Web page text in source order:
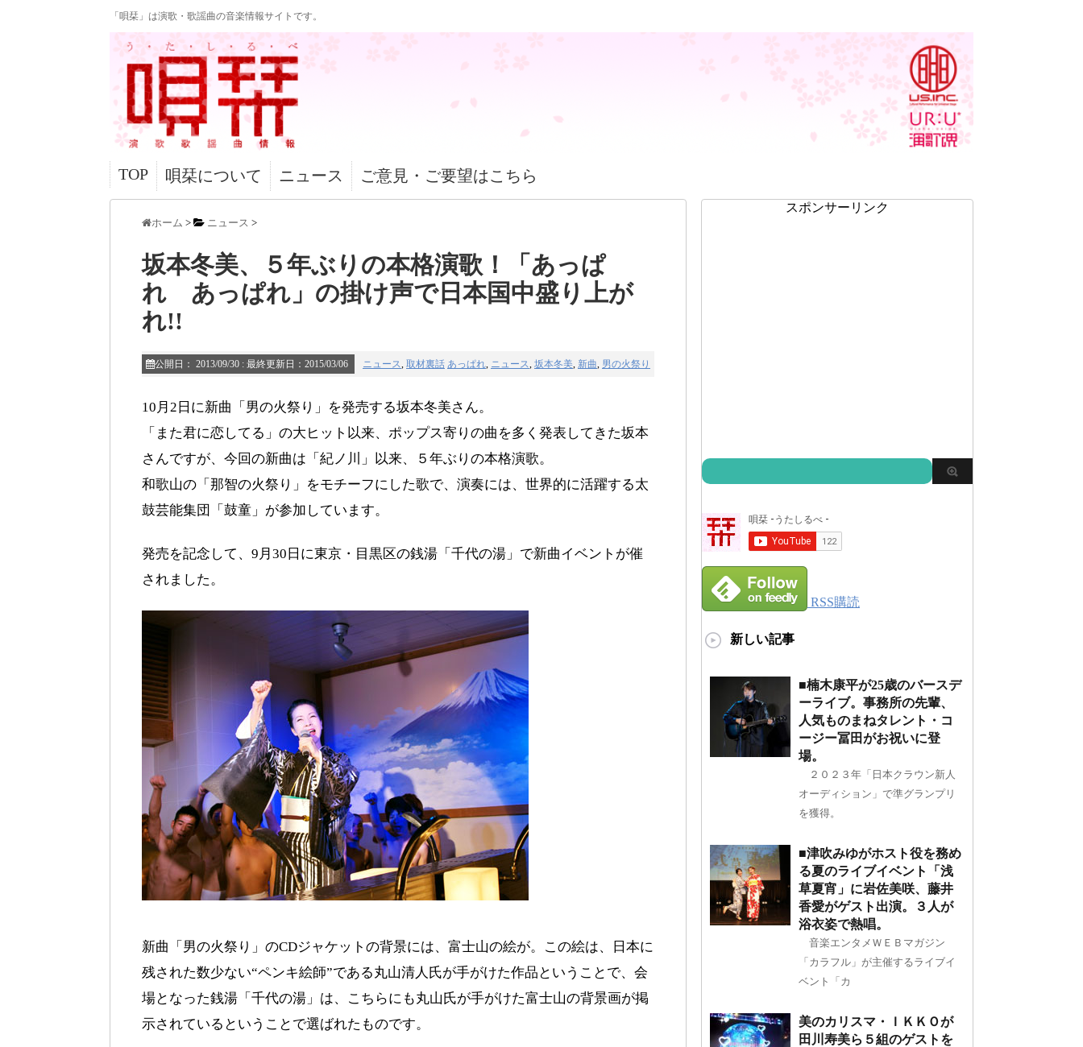
「唄栞」は演歌・歌謡曲の音楽情報サイトです。
TOP 唄栞について ニュース ご意見・ご要望はこちら
ホーム > ニュース >
坂本冬美、５年ぶりの本格演歌！「あっぱ
れ あっぱれ」の掛け声で日本国中盛り上が
れ!!
公開日： 2013/09/30 : 最終更新日：2015/03/06 ニュース, 取材裏話 あっぱれ, ニュース, 坂本冬美, 新曲, 男の火祭り
10月2日に新曲「男の火祭り」を発売する坂本冬美さん。
「また君に恋してる」の大ヒット以来、ポップス寄りの曲を多く発表してきた坂本
さんですが、今回の新曲は「紀ノ川」以来、５年ぶりの本格演歌。
和歌山の「那智の火祭り」をモチーフにした歌で、演奏には、世界的に活躍する太
鼓芸能集団「鼓童」が参加しています。
発売を記念して、9月30日に東京・目黒区の銭湯「千代の湯」で新曲イベントが催
されました。
新曲「男の火祭り」のCDジャケットの背景には、富士山の絵が。この絵は、日本に
残された数少ない“ペンキ絵師”である丸山清人氏が手がけた作品ということで、会
場となった銭湯「千代の湯」は、こちらにも丸山氏が手がけた富士山の背景画が掲
示されているということで選ばれたものです。
スポンサーリンク
RSS購読
新しい記事
■楠木康平が25歳のバースデ
ーライブ。事務所の先輩、
人気ものまねタレント・コ
ージー冨田がお祝いに登
場。
２０２３年「日本クラウン新人
オーディション」で準グランプリ
を獲得。
■津吹みゆがホスト役を務め
る夏のライブイベント「浅
草夏宵」に岩佐美咲、藤井
香愛がゲスト出演。３人が
浴衣姿で熱唱。
音楽エンタメＷＥＢマガジン
「カラフル」が主催するライブイ
ベント「カ
美のカリスマ・ＩＫＫＯが
田川寿美ら５組のゲストを